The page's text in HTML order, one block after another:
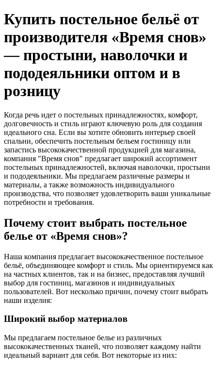
Купить постельное бельё от
производителя «Время снов»
— простыни, наволочки и
пододеяльники оптом и в
розницу
Когда речь идет о постельных принадлежностях, комфорт,
долговечность и стиль играют ключевую роль для создания
идеального сна. Если вы хотите обновить интерьер своей
спальни, обеспечить постельным бельем гостиницу или
запастись высококачественной продукцией для магазина,
компания "Время снов" предлагает широкий ассортимент
постельных принадлежностей, включая наволочки, простыни
и пододеяльники. Мы предлагаем различные размеры и
материалы, а также возможность индивидуального
производства, что позволяет удовлетворить ваши уникальные
потребности и требования.
Почему стоит выбрать постельное
белье от «Время снов»?
Наша компания предлагает высококачественное постельное
бельё, объединяющее комфорт и стиль. Мы ориентируемся как
на частных клиентов, так и на бизнес, предоставляя лучший
выбор для гостиниц, магазинов и индивидуальных
пользователей. Вот несколько причин, почему стоит выбрать
наши изделия:
Широкий выбор материалов
Мы предлагаем постельное белье из различных
высококачественных тканей, что позволяет каждому найти
идеальный вариант для себя. Вот некоторые из них: